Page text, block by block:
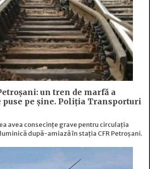
un tren de marfă a
pe șine. Poliția Transporturi
avea consecințe grave pentru circulația
după-amiază în stația CFR Petroșani.